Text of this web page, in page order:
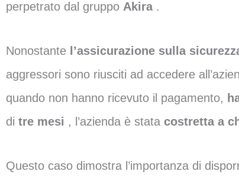
perpetrato dal gruppo Akira .
Nonostante l’assicurazione sulla
aggressori sono riusciti ad accedere
quando non hanno ricevuto il pagamento,
di tre mesi , l’azienda è stata costretta a
Questo caso dimostra l’importanza di